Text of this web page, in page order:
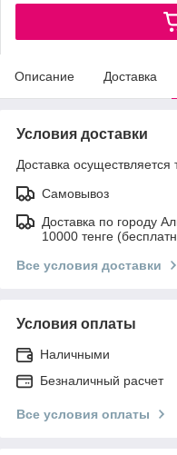
Описание Доставка
Условия доставки
Доставка осуществляется
Самовывоз
Доставка по городу
10000 тенге
Все условия доставки
Условия оплаты
Наличными
Безналичный расчет
Все условия оплаты